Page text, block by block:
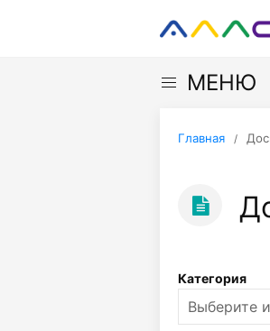
МЕНЮ
Главная
Категория